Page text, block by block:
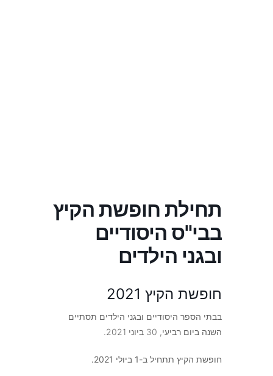
תחילת חופשת הקיץ
בבי"ס היסודיים
ובגני הילדים
חופשת הקיץ 2021
בבתי הספר היסודיים ובגני הילדים תסתיים
השנה ביום רביעי, 30 ביוני 2021.
חופשת הקיץ תתחיל ב-1 ביולי 2021.